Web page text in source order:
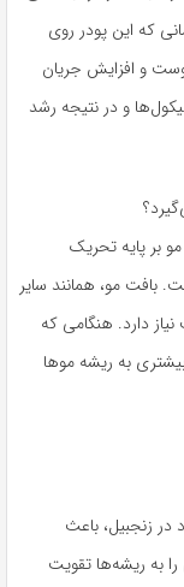
که این پودر روی
و افزایش جریان
و در نتیجه رشد
بر پایه تحریک
بافت مو، همانند سایر
دارد. هنگامی که
به ریشه موها
زنجبیل، باعث
به ریشه‌ها تقویت